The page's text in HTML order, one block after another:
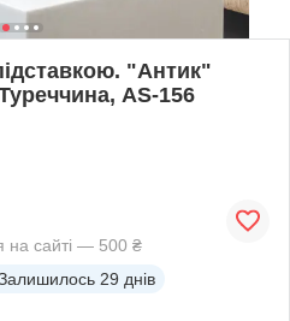
"Антик"
AS-156
на сайті — 500 ₴
29 днів